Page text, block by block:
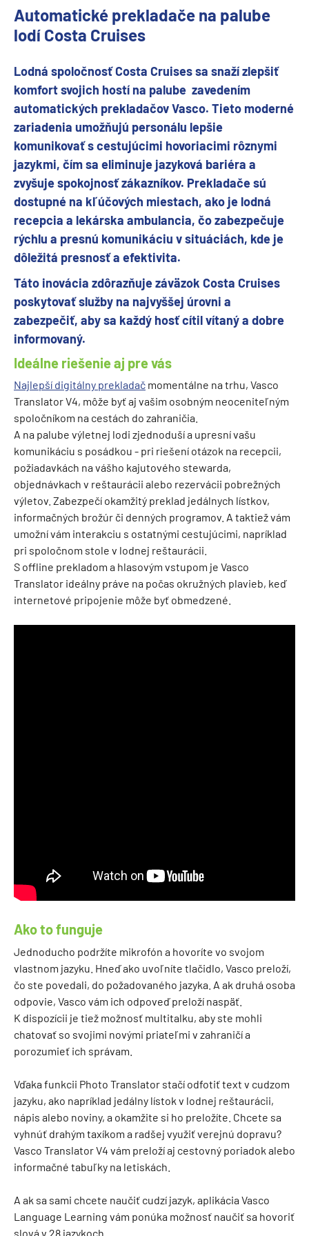
Automatické prekladače na palube
lodí Costa Cruises
Lodná spoločnosť Costa Cruises sa snaží zlepšiť
komfort svojich hostí na palube zavedením
automatických prekladačov Vasco. Tieto moderné
zariadenia umožňujú personálu lepšie
komunikovať s cestujúcimi hovoriacimi rôznymi
jazykmi, čím sa eliminuje jazyková bariéra a
zvyšuje spokojnosť zákazníkov. Prekladače sú
dostupné na kľúčových miestach, ako je lodná
recepcia a lekárska ambulancia, čo zabezpečuje
rýchlu a presnú komunikáciu v situáciách, kde je
dôležitá presnosť a efektivita.
Táto inovácia zdôrazňuje záväzok Costa Cruises
poskytovať služby na najvyššej úrovni a
zabezpečiť, aby sa každý hosť cítil vítaný a dobre
informovaný.
Ideálne riešenie aj pre vás
Najlepší digitálny prekladač momentálne na trhu, Vasco
Translator V4, môže byť aj vašim osobným neoceniteľným
spoločníkom na cestách do zahraničia.
A na palube výletnej lodi zjednoduší a upresní vašu
komunikáciu s posádkou - pri riešení otázok na recepcii,
požiadavkách na vášho kajutového stewarda,
objednávkach v reštaurácii alebo rezervácii pobrežných
výletov. Zabezpečí okamžitý preklad jedálnych lístkov,
informačných brožúr či denných programov. A taktiež vám
umožní vám interakciu s ostatnými cestujúcimi, napríklad
pri spoločnom stole v lodnej reštaurácii.
S offline prekladom a hlasovým vstupom je Vasco
Translator ideálny práve na počas okružných plavieb, keď
internetové pripojenie môže byť obmedzené.
Ako to funguje
Jednoducho podržíte mikrofón a hovoríte vo svojom
vlastnom jazyku. Hneď ako uvoľníte tlačidlo, Vasco preloží,
čo ste povedali, do požadovaného jazyka. A ak druhá osoba
odpovie, Vasco vám ich odpoveď preloží naspäť.
K dispozícii je tiež možnosť multitalku, aby ste mohli
chatovať so svojimi novými priateľmi v zahraničí a
porozumieť ich správam.
Vďaka funkcii Photo Translator stačí odfotiť text v cudzom
jazyku, ako napríklad jedálny lístok v lodnej reštaurácii,
nápis alebo noviny, a okamžite si ho preložíte. Chcete sa
vyhnúť drahým taxíkom a radšej využiť verejnú dopravu?
Vasco Translator V4 vám preloží aj cestovný poriadok alebo
informačné tabuľky na letiskách.
A ak sa sami chcete naučiť cudzí jazyk, aplikácia Vasco
Language Learning vám ponúka možnosť naučiť sa hovoriť
slová v 28 jazykoch.